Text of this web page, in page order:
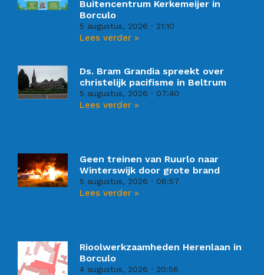
Buitencentrum Kerkemeijer in
Borculo
5 augustus, 2026 21:10
Lees verder »
Ds. Bram Grandia spreekt over
christelijk pacifisme in Beltrum
5 augustus, 2026 07:40
Lees verder »
Geen treinen van Ruurlo naar
Winterswijk door grote brand
5 augustus, 2026 06:57
Lees verder »
Rioolwerkzaamheden Herenlaan in
Borculo
4 augustus, 2026 20:56